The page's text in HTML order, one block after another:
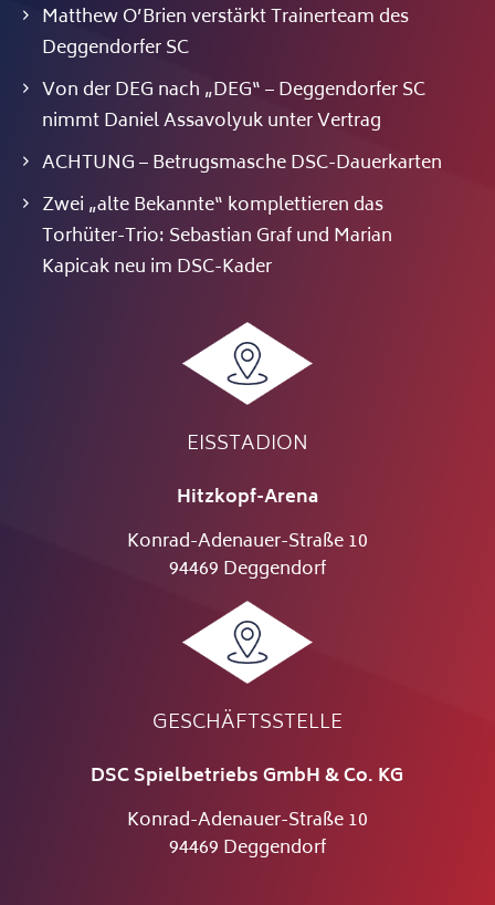
Matthew O’Brien verstärkt Trainerteam des
Deggendorfer SC
Von der DEG nach „DEG“ – Deggendorfer SC
nimmt Daniel Assavolyuk unter Vertrag
ACHTUNG – Betrugsmasche DSC-Dauerkarten
Zwei „alte Bekannte“ komplettieren das
Torhüter-Trio: Sebastian Graf und Marian
Kapicak neu im DSC-Kader
EISSTADION
Hitzkopf-Arena
Konrad-Adenauer-Straße 10
94469 Deggendorf
GESCHÄFTSSTELLE
DSC Spielbetriebs GmbH & Co. KG
Konrad-Adenauer-Straße 10
94469 Deggendorf